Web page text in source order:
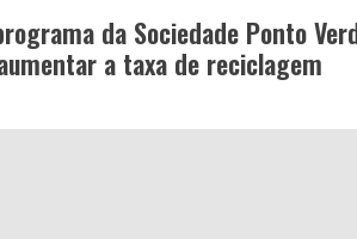
da Sociedade Ponto
a taxa de reciclagem